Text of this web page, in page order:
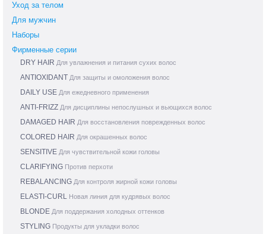
Уход за телом
Для мужчин
Наборы
Фирменные серии
DRY HAIR Для увлажнения и питания сухих волос
ANTIOXIDANT Для защиты и омоложения волос
DAILY USE Для ежедневного применения
ANTI-FRIZZ Для дисциплины непослушных и вьющихся волос
DAMAGED HAIR Для восстановления поврежденных волос
COLORED HAIR Для окрашенных волос
SENSITIVE Для чувствительной кожи головы
CLARIFYING Против перхоти
REBALANCING Для контроля жирной кожи головы
ELASTI-CURL Новая линия для кудрявых волос
BLONDE Для поддержания холодных оттенков
STYLING Продукты для укладки волос